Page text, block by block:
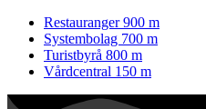
Restauranger900 m
Systembolag 700 m
Turistbyrå 800 m
Vårdcentral 150 m